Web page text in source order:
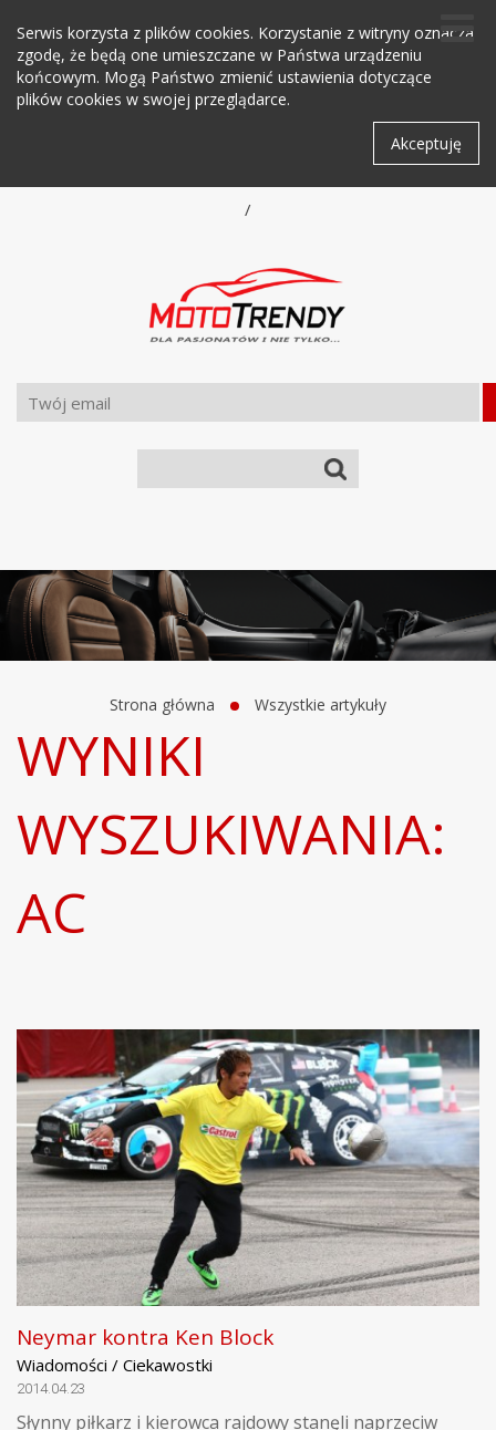
Serwis korzysta z plików cookies. Korzystanie z witryny oznacza
zgodę, że będą one umieszczane w Państwa urządzeniu
końcowym. Mogą Państwo zmienić ustawienia dotyczące
plików cookies w swojej przeglądarce.
Akceptuję
/
Strona główna Wszystkie artykuły
WYNIKI
WYSZUKIWANIA:
AC
Neymar kontra Ken Block
Wiadomości / Ciekawostki
2014.04.23
Słynny piłkarz i kierowca rajdowy stanęli naprzeciw